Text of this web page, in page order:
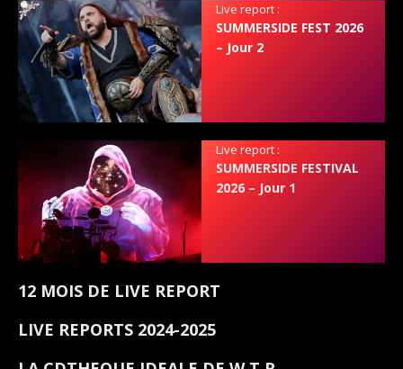
Live report :
SUMMERSIDE FEST 2026
– Jour 2
Live report :
SUMMERSIDE FESTIVAL
2026 – Jour 1
12 MOIS DE LIVE REPORT
LIVE REPORTS 2024-2025